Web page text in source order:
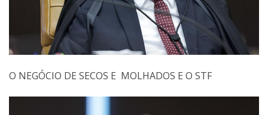
O NEGÓCIO DE SECOS E MOLHADOS E O STF